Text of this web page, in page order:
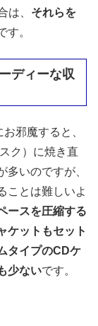
は、 それらを
す。
ディーな収
邪魔すると、
ク）に焼き直
いのですが、
ことは難しいよ
ースを圧縮する
ケットもセット
タイプのCDケ
少ないです。